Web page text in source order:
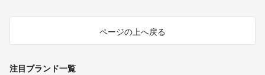
ページの上へ戻る
注目ブランド一覧